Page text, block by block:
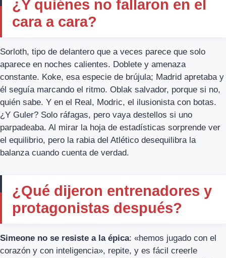
¿Y quiénes no fallaron en el
cara a cara?
Sorloth, tipo de delantero que a veces parece que solo
aparece en noches calientes. Doblete y amenaza
constante. Koke, esa especie de brújula; Madrid apretaba y
él seguía marcando el ritmo. Oblak salvador, porque si no,
quién sabe. Y en el Real, Modric, el ilusionista con botas.
¿Y Guler? Solo ráfagas, pero vaya destellos si uno
parpadeaba. Al mirar la hoja de estadísticas sorprende ver
el equilibrio, pero la rabia del Atlético desequilibra la
balanza cuando cuenta de verdad.
¿Qué dijeron entrenadores y
protagonistas después?
Simeone no se resiste a la épica: «hemos jugado con el
corazón y con inteligencia», repite, y es fácil creerle